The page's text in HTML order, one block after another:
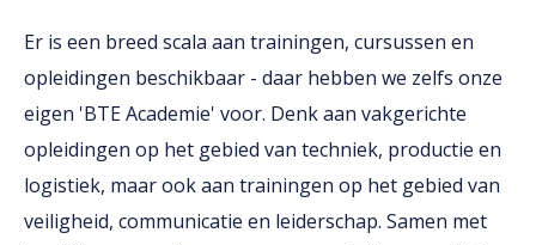
Er is een breed scala aan trainingen, cursussen en
opleidingen beschikbaar - daar hebben we zelfs onze
eigen 'BTE Academie' voor. Denk aan vakgerichte
opleidingen op het gebied van techniek, productie en
logistiek, maar ook aan trainingen op het gebied van
veiligheid, communicatie en leiderschap. Samen met